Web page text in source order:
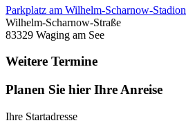
Parkplatz am Wilhelm-Scharnow-Stadion
Wilhelm-Scharnow-Straße
83329 Waging am See
Weitere Termine
Planen Sie hier Ihre Anreise
Ihre Startadresse